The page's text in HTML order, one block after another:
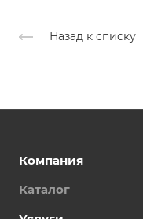
Назад к списку
Компания
Каталог